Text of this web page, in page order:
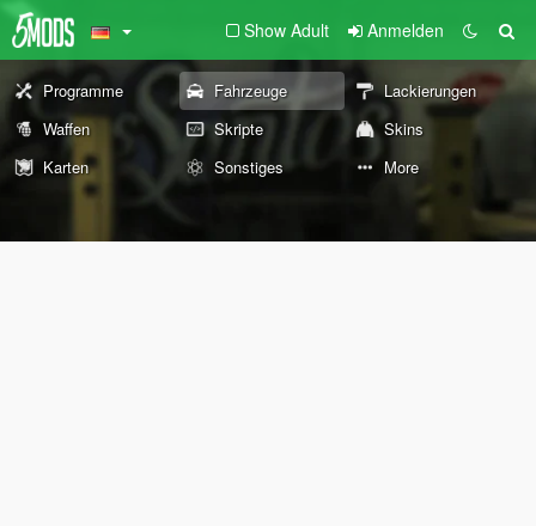
Show Adult Anmelden
Programme Fahrzeuge
Lackierungen
Waffen
Skripte
Skins
Karten
Sonstiges More